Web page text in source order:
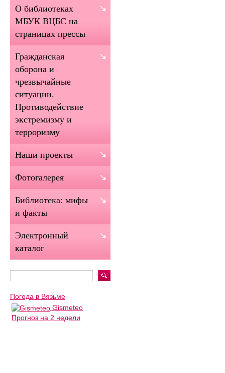
О библиотеках
МБУК ВЦБС на
страницах прессы
Гражданская
оборона и
чрезвычайные
ситуации.
Противодействие
экстремизму и
терроризму
Наши проекты
Фотогалерея
Библиотека: мифы
и факты
Электронный
каталог
Погода в Вязьме
Gismeteo
Прогноз на 2 недели